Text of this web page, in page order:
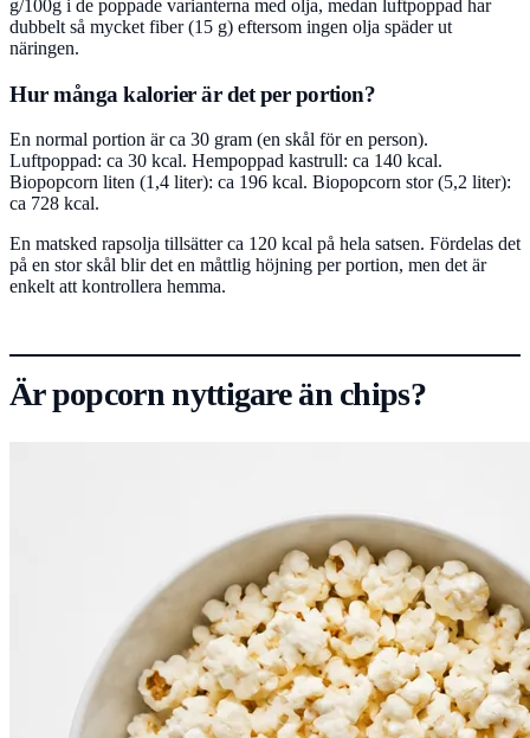
g/100g i de poppade varianterna med olja, medan luftpoppad har
dubbelt så mycket fiber (15 g) eftersom ingen olja späder ut
näringen.
Hur många kalorier är det per portion?
En normal portion är ca 30 gram (en skål för en person).
Luftpoppad: ca 30 kcal. Hempoppad kastrull: ca 140 kcal.
Biopopcorn liten (1,4 liter): ca 196 kcal. Biopopcorn stor (5,2 liter):
ca 728 kcal.
En matsked rapsolja tillsätter ca 120 kcal på hela satsen. Fördelas det
på en stor skål blir det en måttlig höjning per portion, men det är
enkelt att kontrollera hemma.
Är popcorn nyttigare än chips?